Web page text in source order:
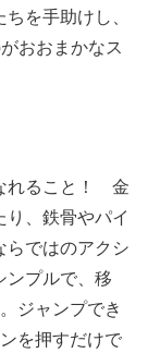
を手助けし、
おおまかなス
れること！ 金
、鉄骨やパイ
らではのアクシ
ンプルで、移
ジャンプでき
を押すだけで